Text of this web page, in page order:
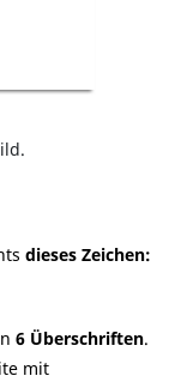
dieses Zeichen:
6 Überschriften.
mit